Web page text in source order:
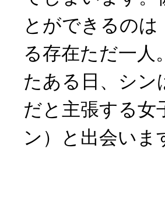
とができるの
る存在ただ一人
たある日、シン
だと主張する女
ン）と出会いま